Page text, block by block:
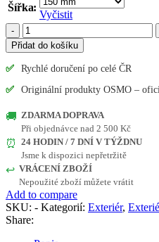
Šířka
Vyčistit
OSMO
KARTÁČ
K
NATÍRÁNÍ
množství
Přidat do košíku
✅
Rychlé doručení po celé ČR
✅
Originální produkty OSMO –
🚚 ZDARMA DOPRAVA
Při objednávce nad 2 500 Kč
⏰ 24 HODIN / 7 DNÍ V TÝŽDNU
Jsme k dispozici nepřetržitě
↩️ VRÁCENÍ ZBOŽÍ
Nepoužité zboží můžete vrátit
Add to compare
SKU: - Kategorií: Exteriér,
Share: